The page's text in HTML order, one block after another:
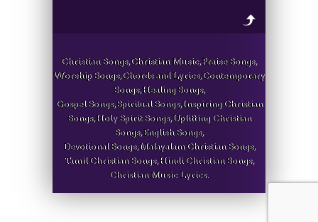
Christian Songs, Christian Music, Praise Songs,
Worship Songs, Chords and Lyrics, Contemporary
Songs, Healing Songs,
Gospel Songs, Spiritual Songs, Inspiring Christian
Songs, Holy Spirit Songs, Uplifting Christian
Songs, English Songs,
Devotional Songs, Malayalam Christian Songs,
Tamil Christian Songs, Hindi Christian Songs,
Christian Music Lyrics.